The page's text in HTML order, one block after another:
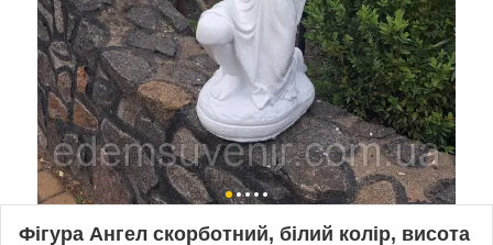
Фігура Ангел скорботний, білий колір, висота